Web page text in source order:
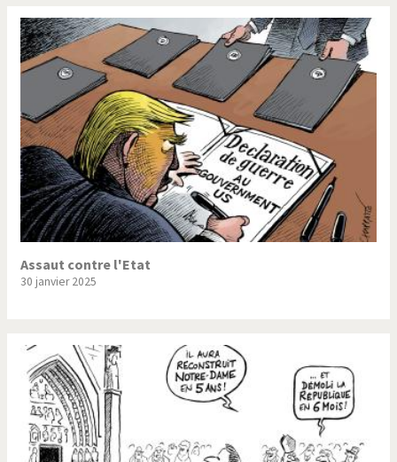
Assaut contre l'Etat
30 janvier 2025